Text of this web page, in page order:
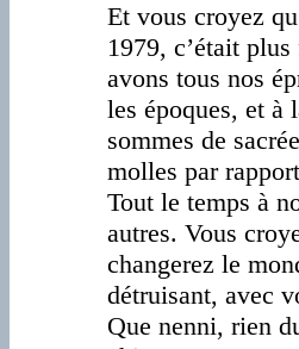
Et vous croyez
1979, c’était
avons tous nos
les époques, et à
sommes de
molles par
Tout le temps à
autres. Vous
changerez le
détruisant, avec
Que nenni, rien